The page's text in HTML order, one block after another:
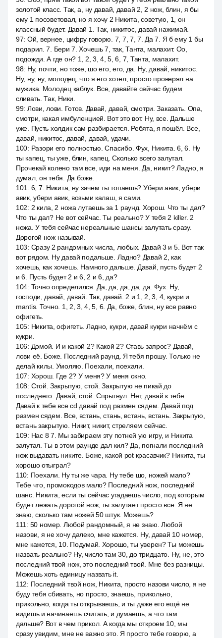
золотой класс. Так, а, ну давай, давай 2, 2 нож, блин, я бы
ему 1 посоветовал, но я хочу 2 Никита, советую, 1, он
классный будет. Давай 1. Так, никитос, давай нажимай.
97: Ой, вернее, цифру говорю. 7, 7, 7, 7. Да 7. Я б ему 1 бы
подарил. 7. Бери 7. Хочешь 7, так, Танта, малахит. Оо,
подожди. А где он? 1, 2, 3, 4, 5, 6, 7, Танта, малахит.
98: Ну, почти, но тоже, шо его, его, да. Ну, давай, никитос.
Ну, ну, ну, молодец, что я его хотел, просто проверял на
мужика. Молодец каблук. Все, давайте сейчас будем
сливать. Так, Ники.
99: Лови, лови. Готов. Давай, давай, смотри. Заказать. Опа,
смотри, какая имбуленцией. Вот это вот. Ну, все. Дальше
уже. Пусть холдик сам разбирается. Ребята, я пошёл. Все,
давай, никитос, давай, давай, удачи.
100: Разори его полностью. Спасибо. Фух, Никита. 6, 6. Ну
ты капец, ты уже, блин, капец. Сколько всего залутал.
Прочекай колено там все, иди на меня. Да, никит? Ладно, я
думал, он тебя. Да боже.
101 : 6, 7. Никита, ну зачем ты топаешь? Убери авик, убери
авик, убери авик, возьми калаш, я сами.
102: 2 кила, 2 ножа лутаешь за 1 раунд. Хорош. Что ты дал?
Что ты дал? Не вот сейчас. Ты реально? У тебя 2 killer. 2
ножа. У тебя сейчас нереальные шансы залутать сразу.
Дорогой нож называй.
103: Сразу 2 рандомных числа, любых. Давай 3 и 5. Вот так
вот рядом. Ну давай подальше. Ладно? Давай 2, как
хочешь, как хочешь. Намного дальше. Давай, пусть будет 2
и 6. Пусть будет 2 и 6, 2 и 6, да?
104: Точно определился. Да, да, да, да, да. Фух. Ну,
господи, давай, давай. Так, давай. 2 и 1, 2, 3, 4, кукри и
mantis. Точно. 1, 2, 3, 4, 5, 6. Да, боже, блин, ну все равно
офигеть.
105: Никита, офигеть. Ладно, кукри, давай кукри начнём с
кукри.
106: Домой. И и какой 2? Какой 2? Ставь запрос? Давай,
лови её. Боже. Последний раунд. Я тебя прошу. Только не
делай килы. Умоляю. Поехали, поехали.
107: Хорош. Где 2? У меня? У меня окно.
108: Стой. Закрытую, стой. Закрытую не пикай до
последнего. Давай, стой. Спрыгнул. Нет, давай к тебе.
Давай к тебе все cd давай под размен сядем. Давай под
размен сядем. Все, встань, стань, встань, встань. Закрытую,
встань закрытую. Никит, никит, стреляем сейчас.
109: Нас 8 7. Мы забираем эту потней ую игру, и Никита
залутал. Ты в этом раунде дал кил? Да, погнали последний
нож выдавать никите. Боже, какой pot красавчик? Никита, ты
хорошо отыграл?
110: Поехали. Ну ты же чара. Ну тебе шо, ножей мало?
Тебе что, промокодов мало? Последний нож, последний
шанс. Никита, если ты сейчас угадаешь число, под которым
будет лежать дорогой нож, ты залутает просто все. Я не
знаю, сколько там ножей 50 штук. Можешь?
111 : 50 номер. Любой рандомный, я не знаю. Любой
назови, я не хочу далеко, мне кажется. Ну, давай 10 номер,
мне кажется, 10. Подумай. Хорошо, ты уверен? Ты можешь
назвать реально? Ну, число там 30, до тридцато. Ну, не, это
последний твой нож, это последний твой. Мне без разницы.
Можешь хоть единицу назвать it.
112: Последний твой нож, Никита, просто назови число, я не
буду тебя сбивать, но просто, знаешь, прикольно,
прикольно, когда ты открываешь, и ты даже его ещё не
видишь и начинаешь считать, и думаешь, а что там
дальше? Вот в чем прикол. А когда мы откроем 10, мы
сразу увидим, мне не важно это. Я просто тебе говорю, а